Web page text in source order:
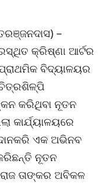
–
କ୍ରିଷ୍ଣା ଆର୍ଟର
ବିଦ୍ୟାଳୟର
ଚିତ୍ରଶିଳ୍ପି
କରିଥିବା ନୂତନ
କାର୍ଯ୍ୟାଳୟରେ
ଏକ ଅଭିନବ
ନୂତନ
ତାଙ୍କର ଅବିକଳ